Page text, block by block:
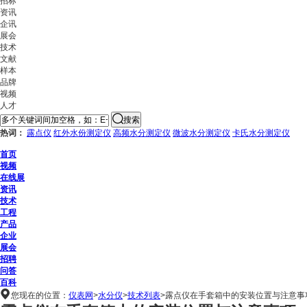
资讯
企讯
展会
技术
文献
样本
品牌
视频
人才
搜索
热词： 露点仪 红外水份测定仪 高频水分测定仪 微波水分测定仪 卡氏水分测定仪
首页
视频
在线展
资讯
技术
工程
产品
企业
展会
招聘
问答
百科
您现在的位置： 仪表网>水分仪>技术列表>露点仪在手套箱中的安装位置与注意事